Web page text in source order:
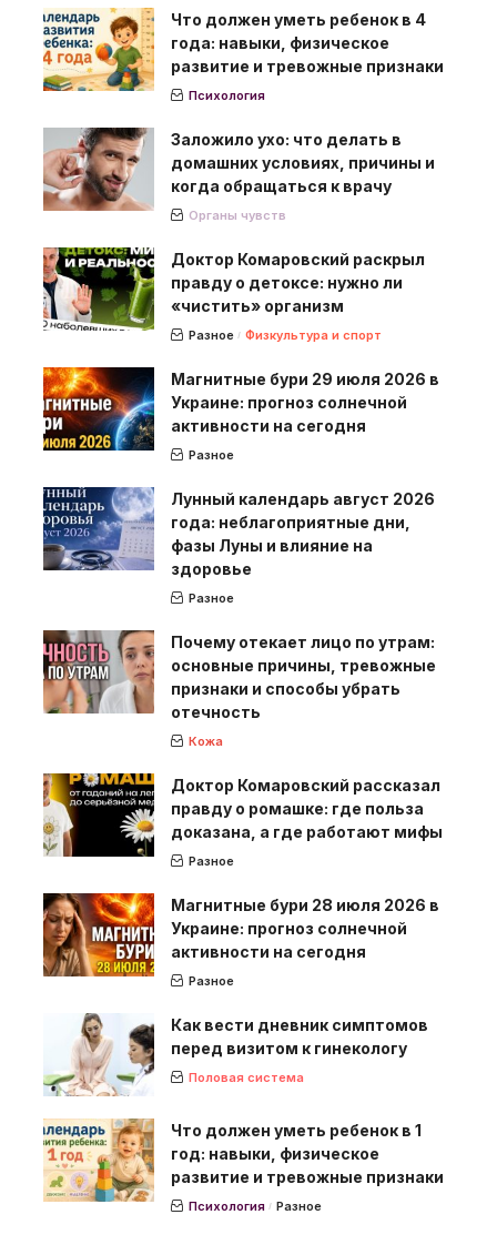
Что должен уметь ребенок в 4
года: навыки, физическое
развитие и тревожные признаки
Психология
Заложило ухо: что делать в
домашних условиях, причины и
когда обращаться к врачу
Органы чувств
Доктор Комаровский раскрыл
правду о детоксе: нужно ли
«чистить» организм
Разное Физкультура и спорт
Магнитные бури 29 июля 2026 в
Украине: прогноз солнечной
активности на сегодня
Разное
Лунный календарь август 2026
года: неблагоприятные дни,
фазы Луны и влияние на
здоровье
Разное
Почему отекает лицо по утрам:
основные причины, тревожные
признаки и способы убрать
отечность
Кожа
Доктор Комаровский рассказал
правду о ромашке: где польза
доказана, а где работают мифы
Разное
Магнитные бури 28 июля 2026 в
Украине: прогноз солнечной
активности на сегодня
Разное
Как вести дневник симптомов
перед визитом к гинекологу
Половая система
Что должен уметь ребенок в 1
год: навыки, физическое
развитие и тревожные признаки
Психология Разное